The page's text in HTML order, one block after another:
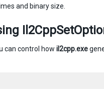
and binary size.
can control how il2cpp.exe